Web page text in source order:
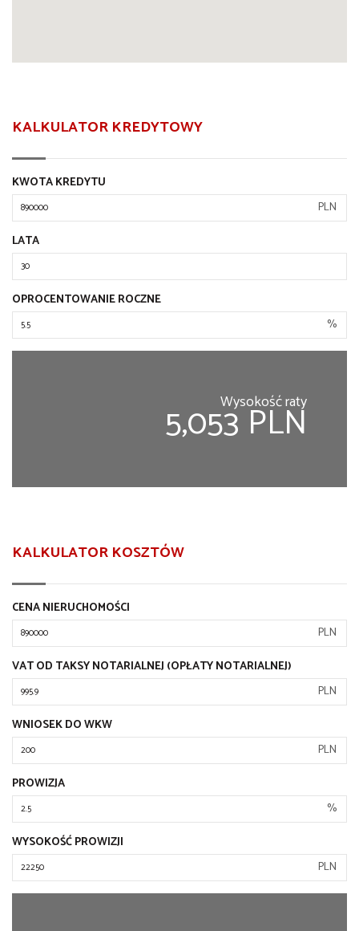
KALKULATOR KREDYTOWY
KWOTA KREDYTU
PLN
LATA
OPROCENTOWANIE ROCZNE
%
Wysokość raty
5,053 PLN
KALKULATOR KOSZTÓW
CENA NIERUCHOMOŚCI
PLN
VAT OD TAKSY NOTARIALNEJ (OPŁATY NOTARIALNEJ)
PLN
WNIOSEK DO WKW
PLN
PROWIZJA
%
WYSOKOŚĆ PROWIZJI
PLN